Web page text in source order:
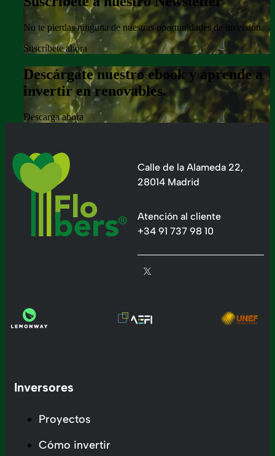
No te pierdas ninguna de nuestras oportunidades de inversión.
Suscríbete ahora
Descárgate nuestro ebook y aprende a
invertir en renovables.
Descarga ahora
Calle de la Alameda 22,
28014 Madrid
Atención al cliente
+34 91 737 98 10
Inversores
Proyectos
Cómo invertir